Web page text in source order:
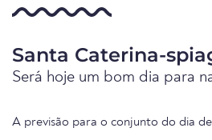
Santa Caterina-
Será hoje um bom dia para
A previsão para o conjunto do dia